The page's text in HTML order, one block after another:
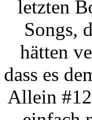
letzten
Songs,
hätten
dass es
Allein